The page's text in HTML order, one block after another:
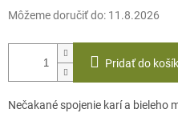
Môžeme doručiť do: 11.8.2026
Pridať do
Nečakané spojenie karí a bieleho